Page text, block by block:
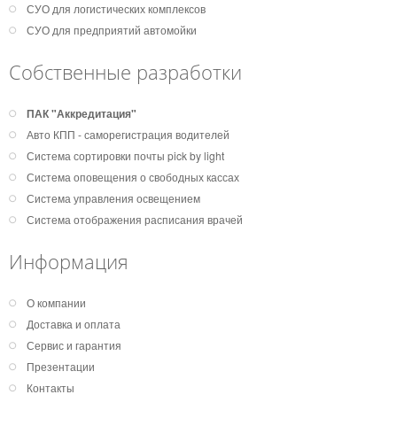
СУО для логистических комплексов
СУО для предприятий автомойки
Собственные разработки
ПАК "Аккредитация"
Авто КПП - саморегистрация водителей
Система сортировки почты pick by light
Система оповещения о свободных кассах
Система управления освещением
Система отображения расписания врачей
Информация
О компании
Доставка и оплата
Сервис и гарантия
Презентации
Контакты